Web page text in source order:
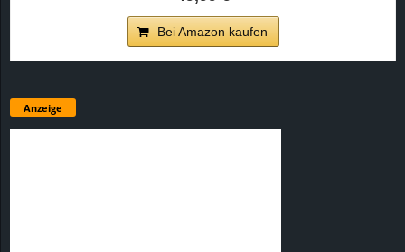
Bei Amazon kaufen
Anzeige